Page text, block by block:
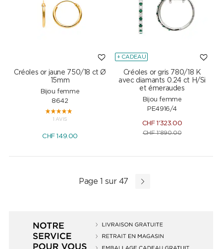
Créoles or jaune 750/18 ct Ø
15mm
Bijou femme
8642
1 AVIS
CHF 149.00
+ CADEAU
Créoles or gris 780/18 K
avec diamants 0.24 ct H/Si
et émeraudes
Bijou femme
PE4916/4
CHF 1'323.00
CHF1'890.00
Page 1 sur 47